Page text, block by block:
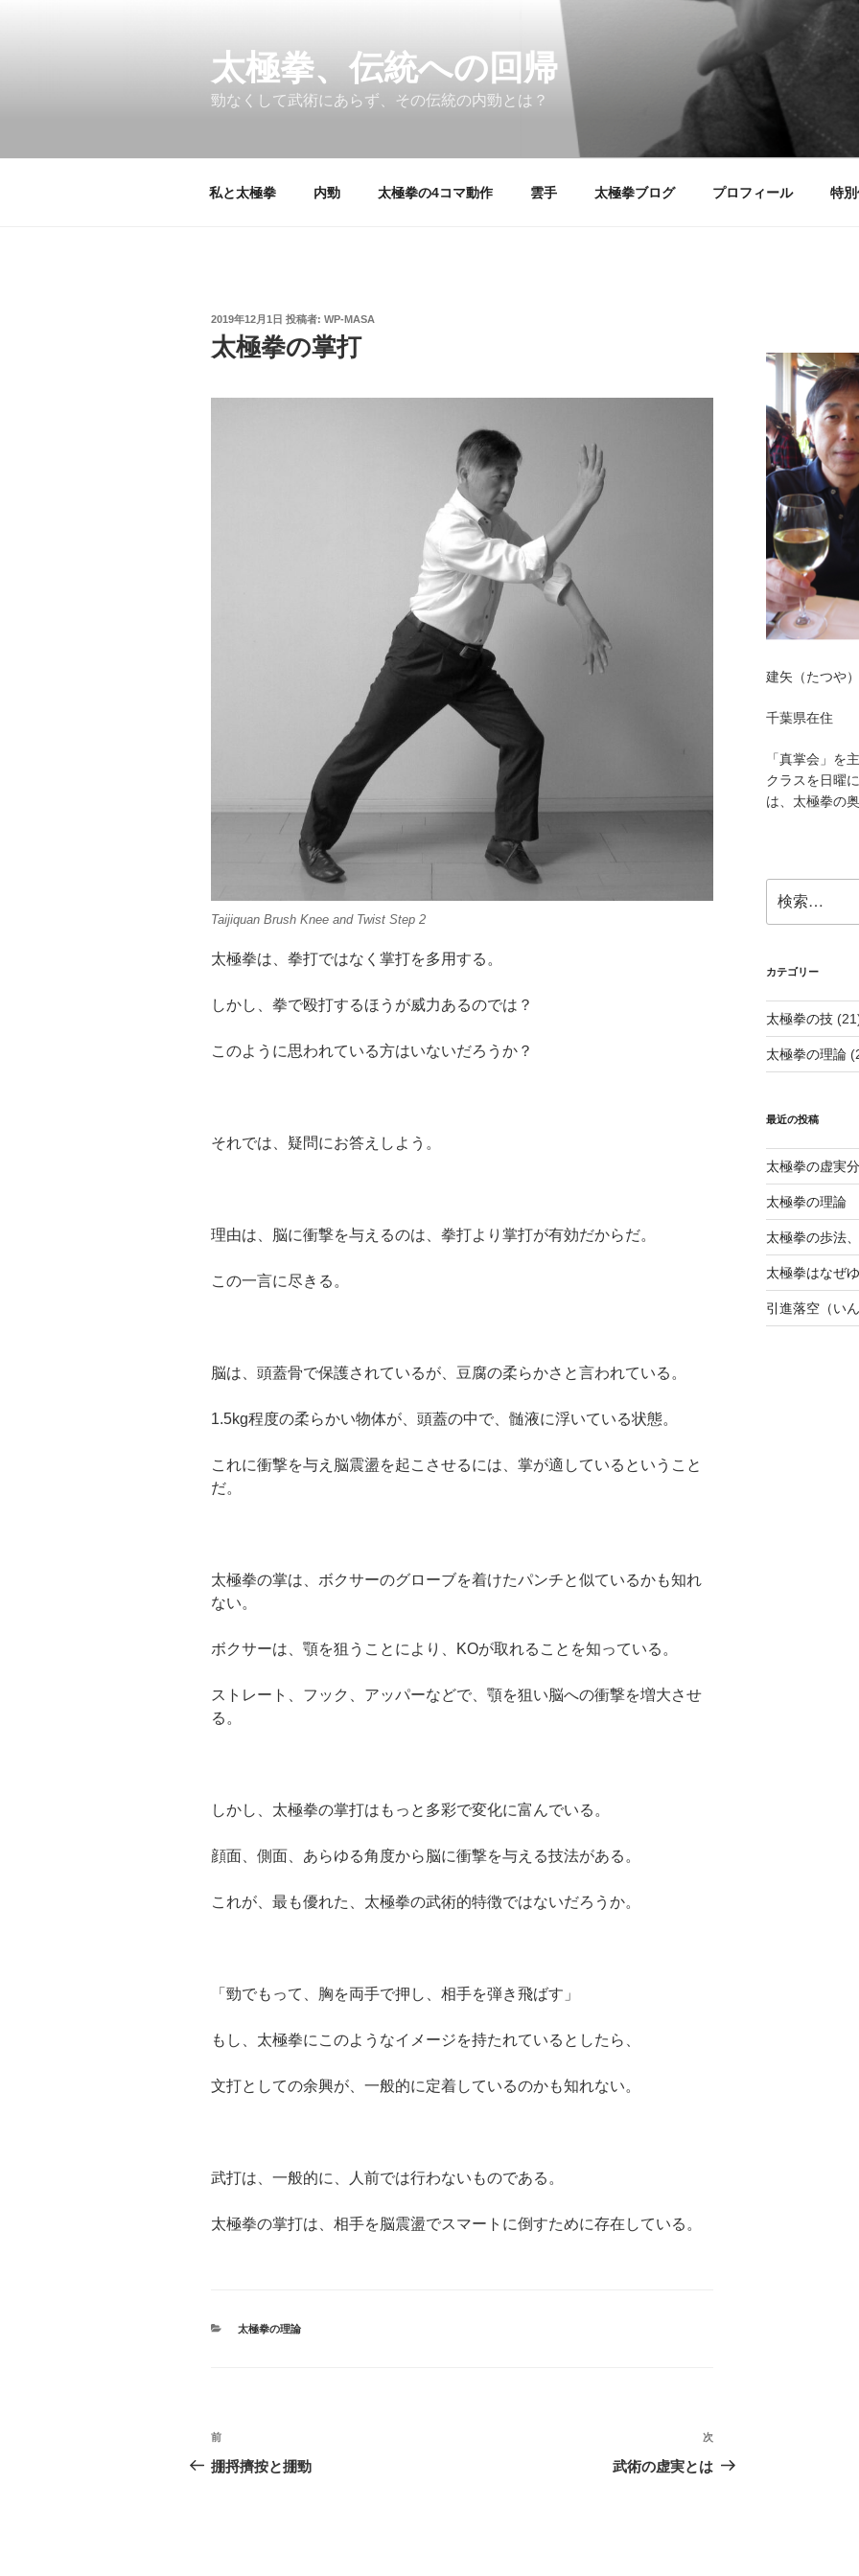
太極拳、伝統への回帰
勁なくして武術にあらず、その伝統の内勁とは？
私と太極拳 内勁 太極拳の4コマ動作 雲手 太極拳ブログ プロフィール 特
投
日:
2019年12月1日 投稿者: WP-MASA
太極拳の掌打
Taijiquan Brush Knee and Twist Step 2
太極拳は、拳打ではなく掌打を多用する。
しかし、拳で殴打するほうが威力あるのでは？
このように思われている方はいないだろうか？
それでは、疑問にお答えしよう。
理由は、脳に衝撃を与えるのは、拳打より掌打が有効だからだ。
この一言に尽きる。
脳は、頭蓋骨で保護されているが、豆腐の柔らかさと言われている。
1.5kg程度の柔らかい物体が、頭蓋の中で、髄液に浮いている状態。
これに衝撃を与え脳震盪を起こさせるには、掌が適しているということ
だ。
太極拳の掌は、ボクサーのグローブを着けたパンチと似ているかも知れ
ない。
ボクサーは、顎を狙うことにより、KOが取れることを知っている。
ストレート、フック、アッパーなどで、顎を狙い脳への衝撃を増大させ
る。
しかし、太極拳の掌打はもっと多彩で変化に富んでいる。
顔面、側面、あらゆる角度から脳に衝撃を与える技法がある。
これが、最も優れた、太極拳の武術的特徴ではないだろうか。
「勁でもって、胸を両手で押し、相手を弾き飛ばす」
もし、太極拳にこのようなイメージを持たれているとしたら、
文打としての余興が、一般的に定着しているのかも知れない。
武打は、一般的に、人前では行わないものである。
太極拳の掌打は、相手を脳震盪でスマートに倒すために存在している。
カ
太極拳の理論
投
稿
前
の
前
掤捋擠按と掤勁
次
の
次
武術の虚実とは
建矢（たつや）
千葉県在住
「真掌会」を
クラスを日曜
は、太極拳の
索:
カテゴリー
太極拳の技
太極拳の理論
最近の投稿
太極拳の虚実
太極拳の理
太極拳の歩法
太極拳はなぜ
引進落空（い